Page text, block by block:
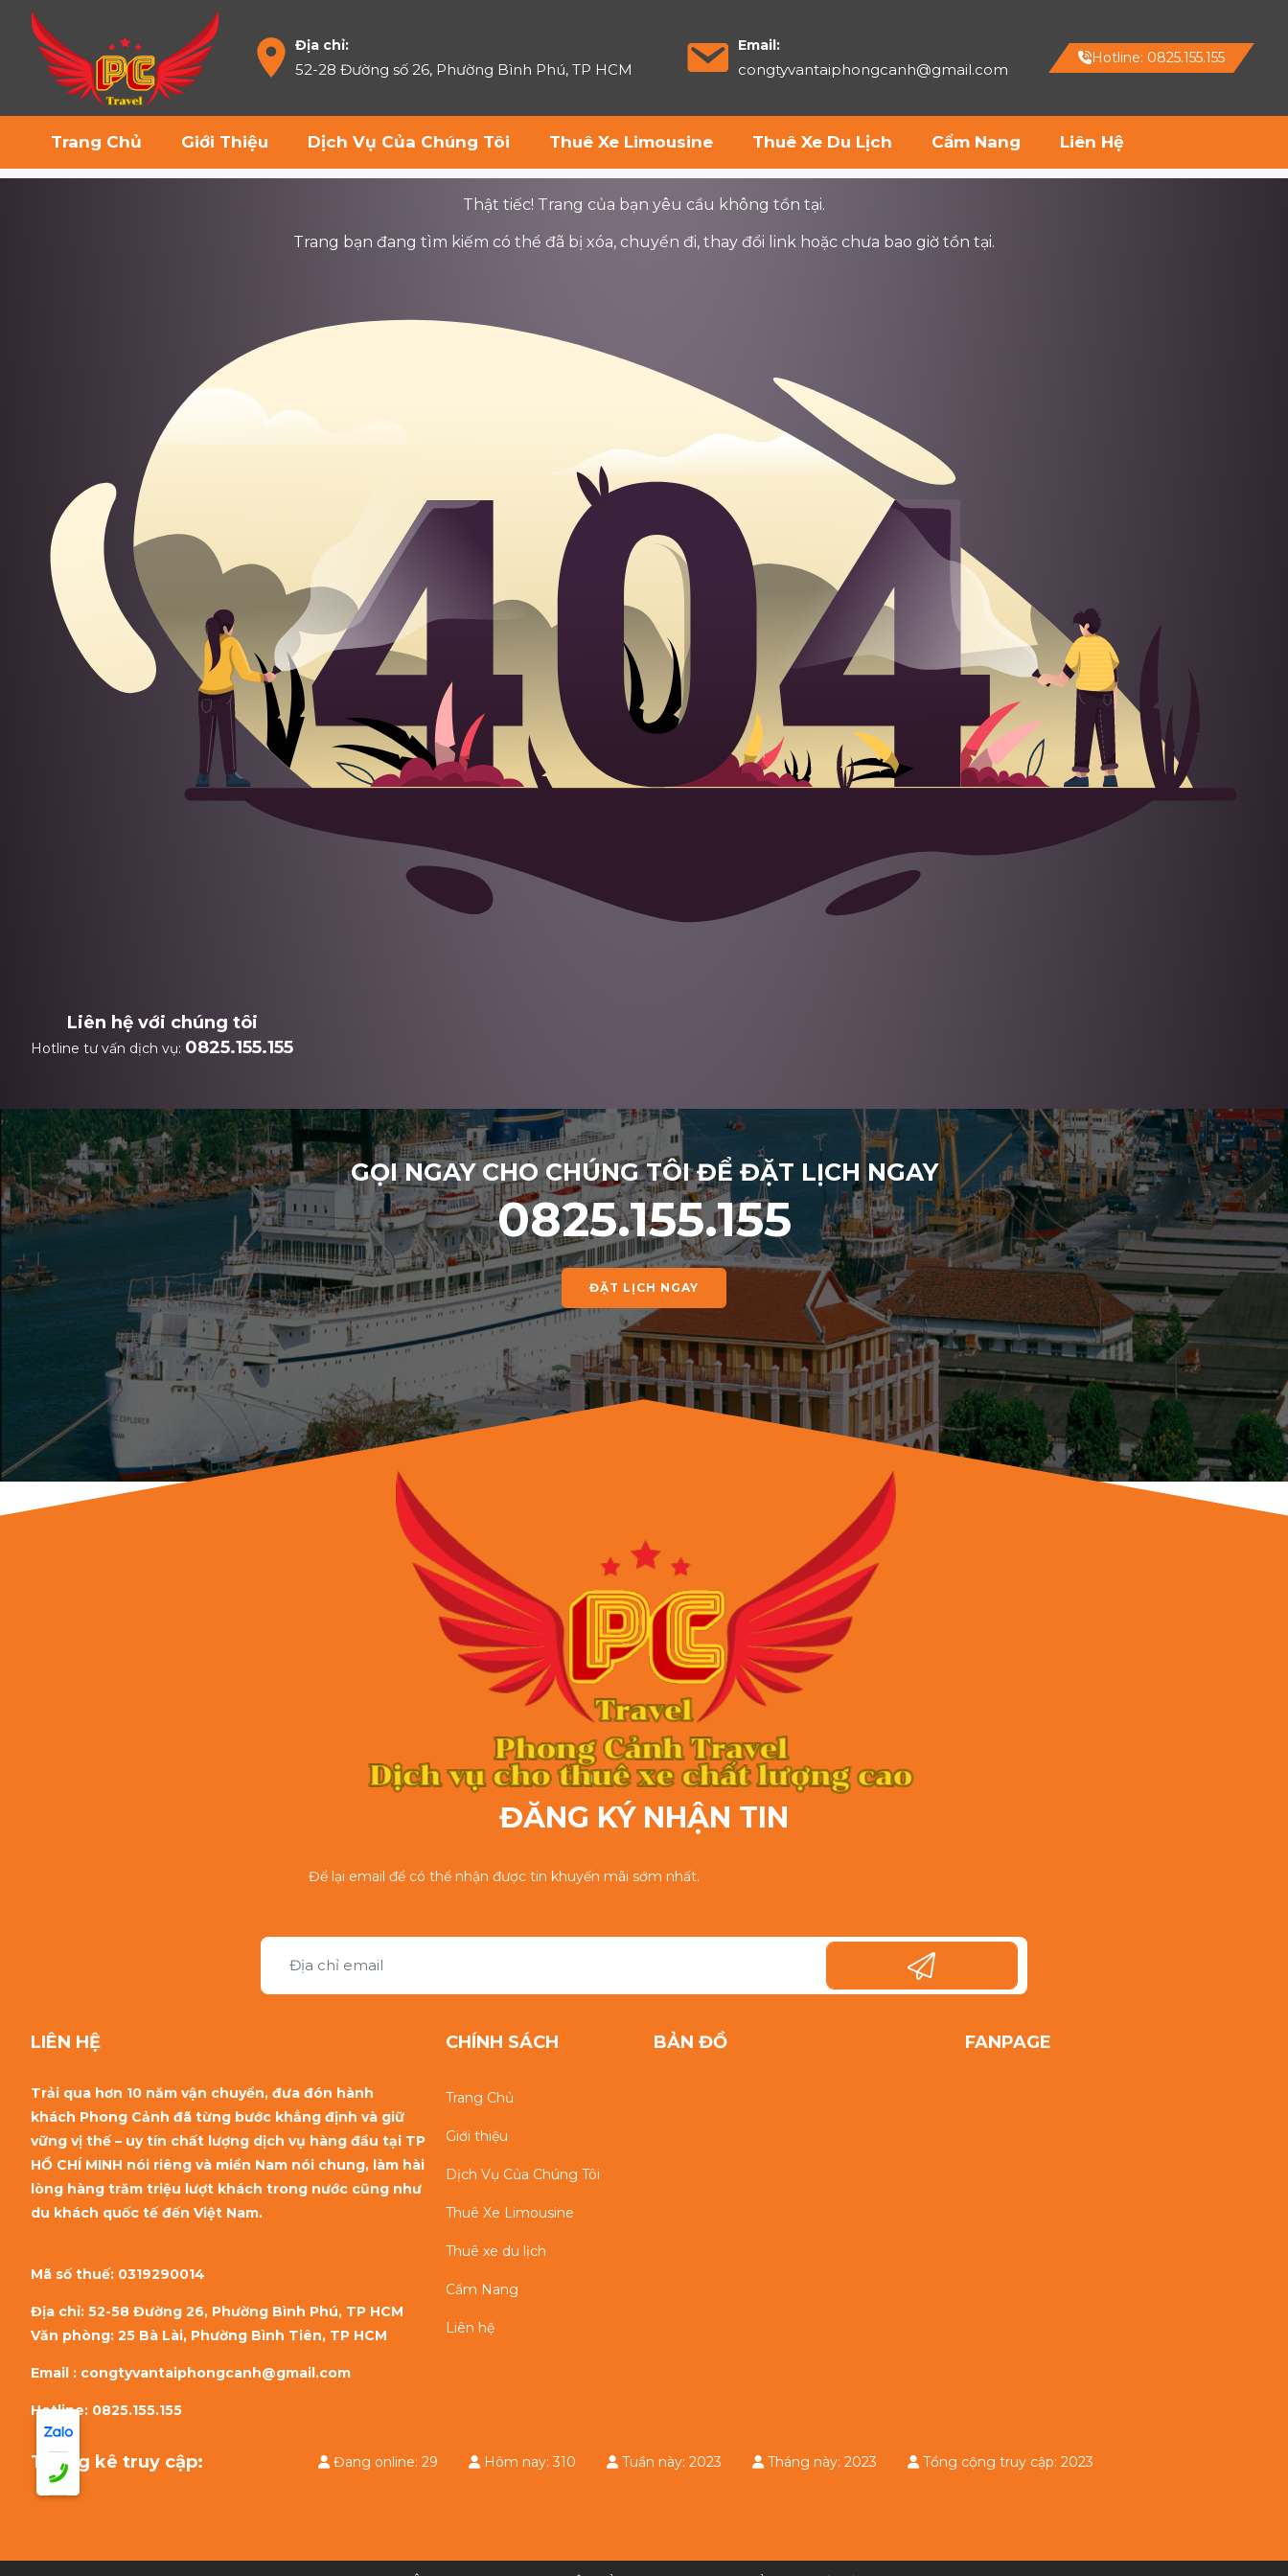
Địa chỉ:
52-28 Đường số 26, Phường Bình Phú, TP HCM
Email:
congtyvantaiphongcanh@gmail.com
Hotline: 0825.155.155
Trang Chủ Giới Thiệu Dịch Vụ Của Chúng Tôi Thuê Xe Limousine Thuê Xe Du Lịch Cẩm Nang Liên Hệ
Thật tiếc! Trang của bạn yêu cầu không tồn tại.
Trang bạn đang tìm kiếm có thể đã bị xóa, chuyển đi, thay đổi link hoặc chưa bao giờ tồn tại.
Liên hệ với chúng tôi
Hotline tư vấn dịch vụ: 0825.155.155
GỌI NGAY CHO CHÚNG TÔI ĐỂ ĐẶT LỊCH NGAY
0825.155.155
ĐẶT LỊCH NGAY
ĐĂNG KÝ NHẬN TIN
Để lại email để có thể nhận được tin khuyến mãi sớm nhất.
LIÊN HỆ
Trải qua hơn 10 năm vận chuyển, đưa đón hành
khách Phong Cảnh đã từng bước khẳng định và giữ
vững vị thế – uy tín chất lượng dịch vụ hàng đầu tại TP
HỒ CHÍ MINH nói riêng và miền Nam nói chung, làm hài
lòng hàng trăm triệu lượt khách trong nước cũng như
du khách quốc tế đến Việt Nam.
Mã số thuế: 0319290014
Địa chỉ: 52-58 Đường 26, Phường Bình Phú, TP HCM
Văn phòng: 25 Bà Lài, Phường Bình Tiên, TP HCM
Email : congtyvantaiphongcanh@gmail.com
Hotline: 0825.155.155
CHÍNH SÁCH
Trang Chủ
Giới thiệu
Dịch Vụ Của Chúng Tôi
Thuê Xe Limousine
Thuê xe du lịch
Cẩm Nang
Liên hệ
BẢN ĐỒ FANPAGE
Thống kê truy cập: Đang online: 29 Hôm nay: 310 Tuần này: 2023 Tháng này: 2023 Tổng cộng truy cập: 2023